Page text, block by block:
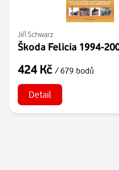
Jiří Schwarz
Škoda Felicia 1994-
424 Kč / 679 bodů
Detail